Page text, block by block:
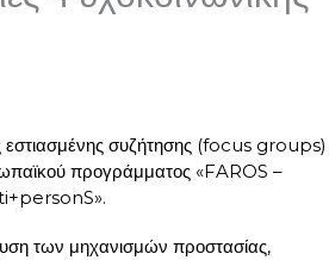
εστιασμένης συζήτησης (focus groups)
προγράμματος «FAROS –
των μηχανισμών προστασίας,